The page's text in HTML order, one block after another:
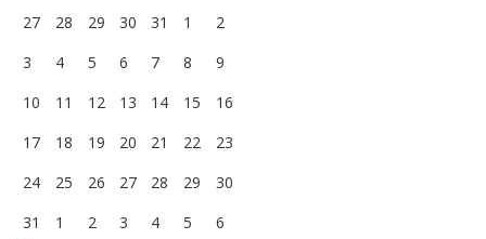
27
28 29 30 31 1
2
3
4 5 6 7 8
9
10
11 12 13 14 15
16
17
18 19 20 21 22
23
24
25 26 27 28 29
30
31
1 2 3 4 5 6